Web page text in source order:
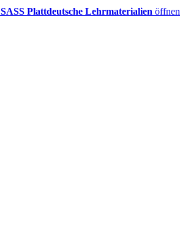
SASS Plattdeutsche Lehrmaterialien öffnen